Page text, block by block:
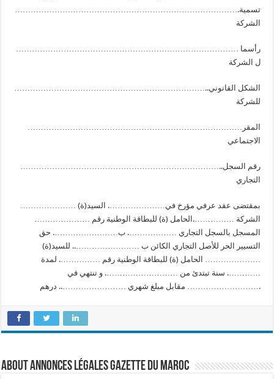
………………………………………………………………………….تسمية
الشركة
………………………………………………………………………… رأسما
ل الشركة
………………………………………………………………..الشكل القانوني
للشركة
………………………………………………………………………المقر
الاجتماعي
…………………………………………………………………..رقم السجل
التجاري
بمقتضى عقد عرفي مؤرخ في…………………. السيد(ة) …………………
الشركة …………….الحامل (ة) للبطاقة الوطنية رقم …………………
المسجل بالسجل التجاري ………………. ب……………………. حق
التسيير الحر للأصل التجاري الكائن ب …………………….. للسيد(ة)
………………… الحامل (ة) للبطاقة الوطنية رقم ……………. لمدة
…………. سنة تبتدئ من ………………………. و تنتهي في
……………………… مقابل مبلغ شهري …………………….. درهم.
About Annonces légales Gazette du Maroc